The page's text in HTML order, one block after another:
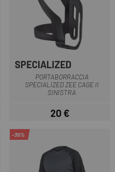
SPECIALIZED
PORTABORRACCIA
SPECIALIZED ZEE CAGE II
SINISTRA
Prezzo
20 €
-35%